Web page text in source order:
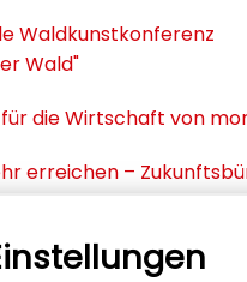
Waldkunstkonferenz
Wald"
die Wirtschaft von
erreichen –
2026